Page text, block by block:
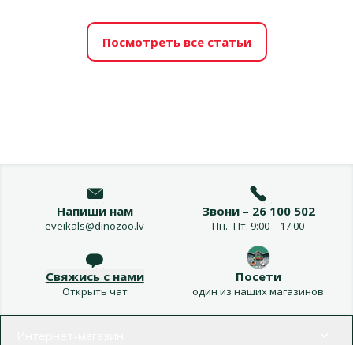
Посмотреть все статьи
Напиши нам
eveikals@dinozoo.lv
Звони – 26 100 502
Пн.–Пт. 9:00 – 17:00
Свяжись с нами
Открыть чат
Посети
один из наших магазинов